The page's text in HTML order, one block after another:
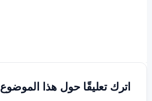
اترك تعليقًا حول هذا الموضوع